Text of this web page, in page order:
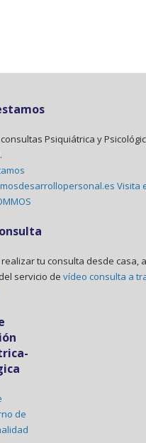
Psiquiátrica y
Visita
tu consulta desde casa,
servicio de vídeo consulta a
de